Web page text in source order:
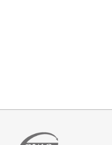
预约成功